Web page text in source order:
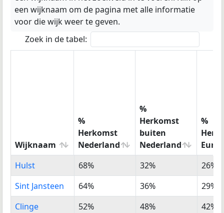
een wijknaam om de pagina met alle informatie
voor die wijk weer te geven.
Zoek in de tabel:
Wijknaam
%
Herkomst
Nederland
%
Herkomst
buiten
Nederland
%
Wijknaam
%
Herkomst
Nederland
%
Herkomst
buiten
Nederland
%
Hulst 68% 32%
26%
Sint Jansteen
64% 36%
29%
Clinge
52% 48%
42%